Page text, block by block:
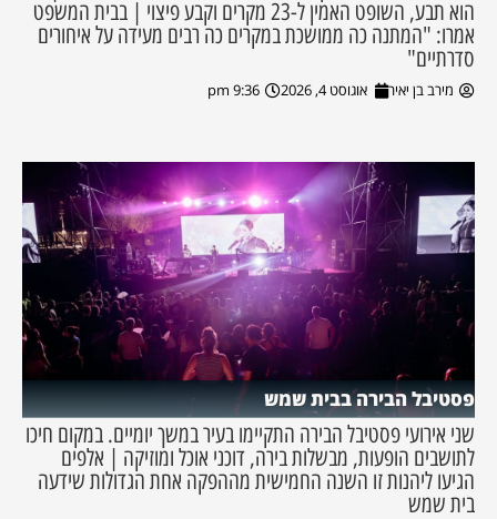
הוא תבע, השופט האמין ל-23 מקרים וקבע פיצוי | בבית המשפט
אמרו: "המתנה כה ממושכת במקרים כה רבים מעידה על איחורים
סדרתיים"
מירב בן יאיר אוגוסט 4, 2026 9:36 pm
פסטיבל הבירה בבית שמש
שני אירועי פסטיבל הבירה התקיימו בעיר במשך יומיים. במקום חיכו
לתושבים הופעות, מבשלות בירה, דוכני אוכל ומוזיקה | אלפים
הגיעו ליהנות זו השנה החמישית מההפקה אחת הגדולות שידעה
בית שמש